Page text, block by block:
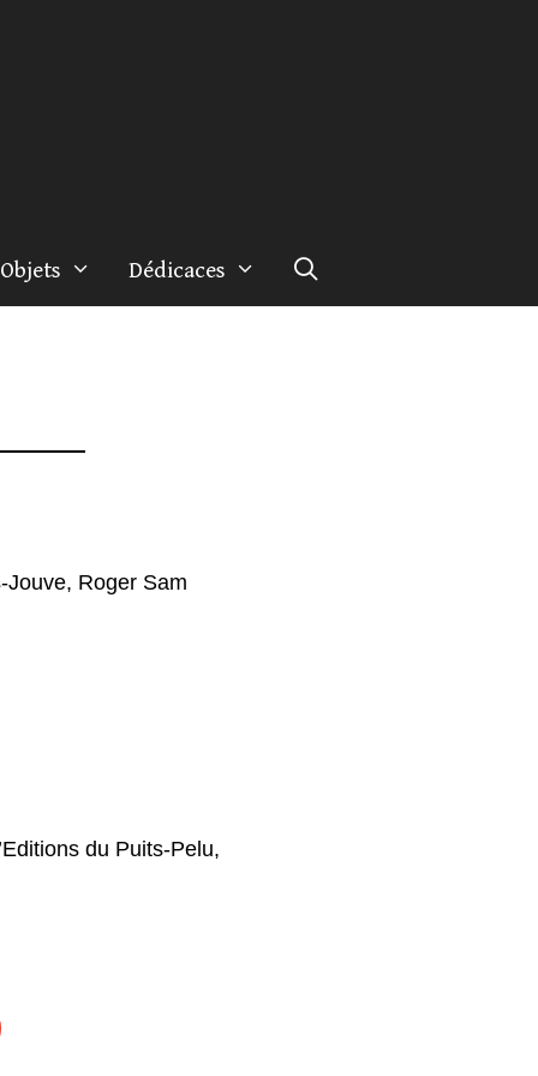
Objets Dédicaces
Jouve, Roger Sam
du Puits-Pelu,